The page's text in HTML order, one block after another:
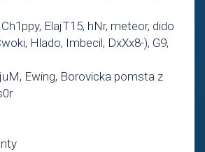
Ch1ppy, ElajT15, hNr, meteor, dido
Hlado, Imbecil, DxXx8-), G9,
Ewing, Borovicka pomsta z